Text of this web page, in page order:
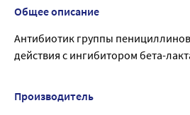
Общее описание
Антибиотик группы
действия с ингибитором бета-
Производитель